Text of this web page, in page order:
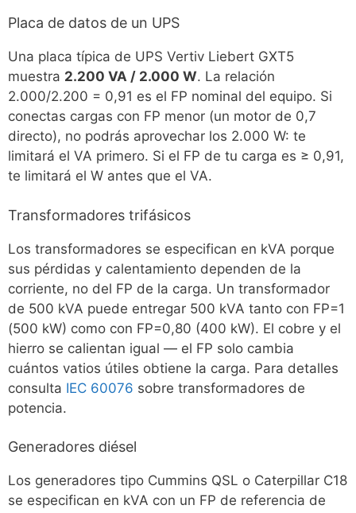
Placa de datos de un UPS
Una placa típica de UPS Vertiv Liebert GXT5
muestra 2.200 VA / 2.000 W. La relación
2.000/2.200 = 0,91 es el FP nominal del equipo. Si
conectas cargas con FP menor (un motor de 0,7
directo), no podrás aprovechar los 2.000 W: te
limitará el VA primero. Si el FP de tu carga es ≥ 0,91,
te limitará el W antes que el VA.
Transformadores trifásicos
Los transformadores se especifican en kVA porque
sus pérdidas y calentamiento dependen de la
corriente, no del FP de la carga. Un transformador
de 500 kVA puede entregar 500 kVA tanto con FP=1
(500 kW) como con FP=0,80 (400 kW). El cobre y el
hierro se calientan igual — el FP solo cambia
cuántos vatios útiles obtiene la carga. Para detalles
consulta IEC 60076 sobre transformadores de
potencia.
Generadores diésel
Los generadores tipo Cummins QSL o Caterpillar C18
se especifican en kVA con un FP de referencia de